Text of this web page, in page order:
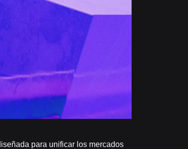
para unificar los mercados